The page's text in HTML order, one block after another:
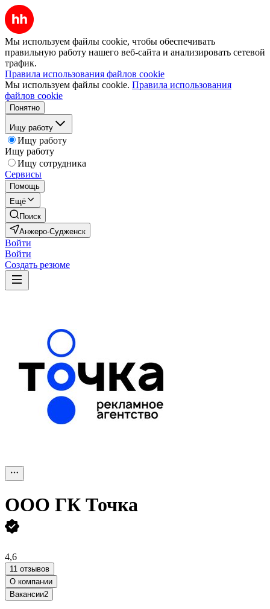
Мы используем файлы cookie, чтобы обеспечивать
правильную работу нашего веб-сайта и анализировать сетевой
трафик.
Правила использования файлов cookie
Мы используем файлы cookie. Правила использования
файлов cookie
Понятно
Ищу работу
Ищу работу
Ищу работу
Ищу сотрудника
Сервисы
Помощь
Ещё
Поиск
Анжеро-Судженск
Войти
Войти
Создать резюме
ООО ГК Точка
4,6
11 отзывов
О компании
Вакансии2